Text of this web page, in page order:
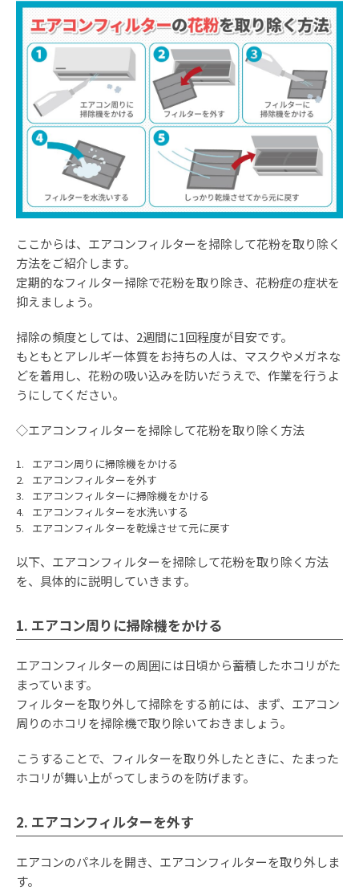
ここからは、エアコンフィルターを掃除して花粉を取り除く
方法をご紹介します。
定期的なフィルター掃除で花粉を取り除き、花粉症の症状を
抑えましょう。
掃除の頻度としては、2週間に1回程度が目安です。
もともとアレルギー体質をお持ちの人は、マスクやメガネな
どを着用し、花粉の吸い込みを防いだうえで、作業を行うよ
うにしてください。
◇エアコンフィルターを掃除して花粉を取り除く方法
エアコン周りに掃除機をかける
エアコンフィルターを外す
エアコンフィルターに掃除機をかける
エアコンフィルターを水洗いする
エアコンフィルターを乾燥させて元に戻す
以下、エアコンフィルターを掃除して花粉を取り除く方法
を、具体的に説明していきます。
1. エアコン周りに掃除機をかける
エアコンフィルターの周囲には日頃から蓄積したホコリがた
まっています。
フィルターを取り外して掃除をする前には、まず、エアコン
周りのホコリを掃除機で取り除いておきましょう。
こうすることで、フィルターを取り外したときに、たまった
ホコリが舞い上がってしまうのを防げます。
2. エアコンフィルターを外す
エアコンのパネルを開き、エアコンフィルターを取り外しま
す。